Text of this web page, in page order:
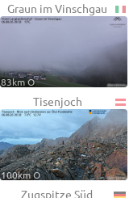
Graun im Vinschgau
83km O
Tisenjoch
100km O
Zugspitze Süd